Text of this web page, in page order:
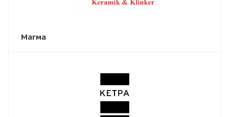
Магма